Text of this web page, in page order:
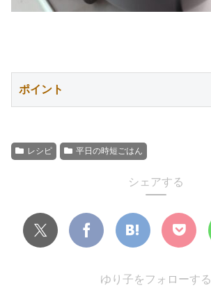
ポイント
レシピ 平日の時短ごはん
シェアする
ゆり子をフォローする